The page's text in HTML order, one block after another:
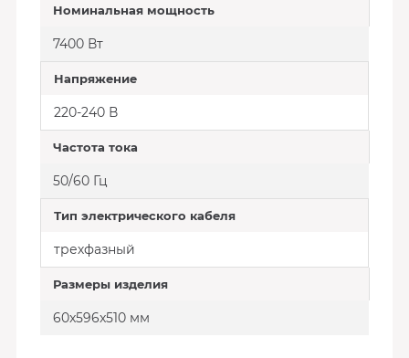
Номинальная мощность
7400 Вт
Напряжение
220-240 В
Частота тока
50/60 Гц
Тип электрического кабеля
трехфазный
Размеры изделия
60x596x510 мм